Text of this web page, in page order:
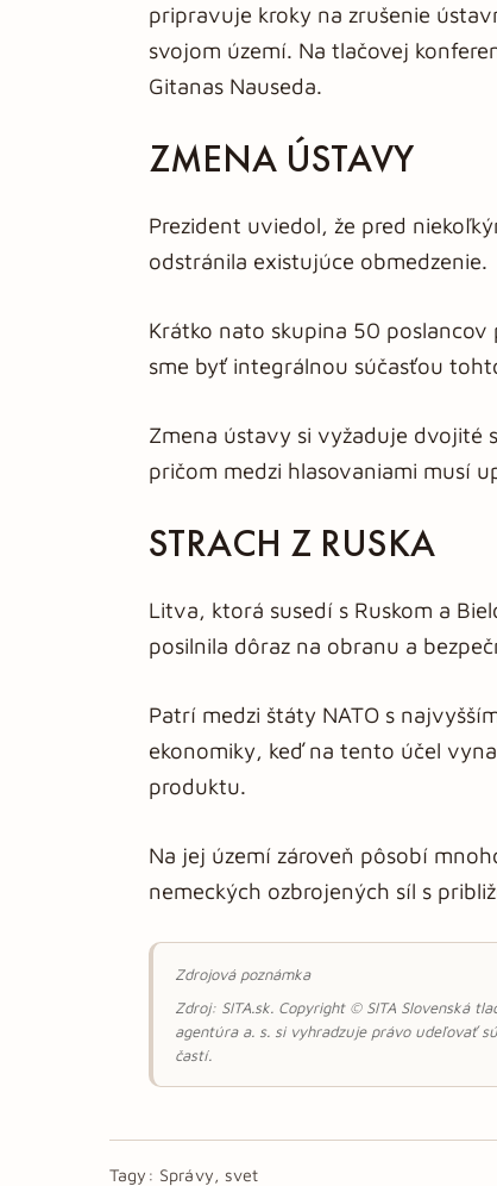
pripravuje kroky na zrušenie
svojom území. Na tlačovej
Gitanas Nauseda.
ZMENA ÚSTAVY
Prezident uviedol, že pred
odstránila existujúce obmedzenie.
Krátko nato skupina 50
sme byť integrálnou súčasťou
Zmena ústavy si vyžaduje dvojité
pričom medzi hlasovaniami musí
STRACH Z RUSKA
Litva, ktorá susedí s Ruskom a
posilnila dôraz na obranu a
Patrí medzi štáty NATO s
ekonomiky, keď na tento účel
produktu.
Na jej území zároveň pôsobí
nemeckých ozbrojených síl s
Zdrojová poznámka
Zdroj: SITA.sk. Copyright © SITA Slovenská
agentúra a. s. si vyhradzuje právo udeľovať
častí.
Tagy: Správy, svet